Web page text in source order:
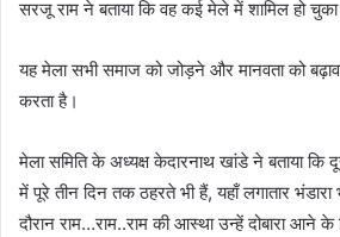
सरजू राम ने बताया कि वह कई मेले में शामिल हो
यह मेला सभी समाज को जोड़ने और मानवता को
करता है।
मेला समिति के अध्यक्ष केदारनाथ खांडे ने बताया कि
में पूरे तीन दिन तक ठहरते भी हैं, यहाँ लगातार
दौरान राम…राम..राम की आस्था उन्हें दोबारा आने